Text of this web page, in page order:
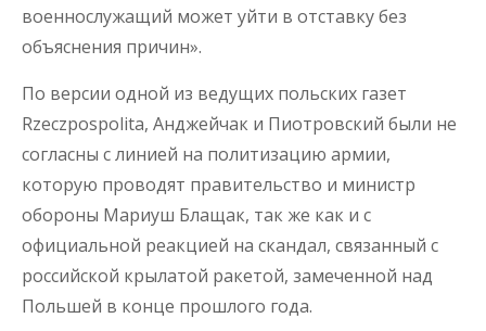
военнослужащий может уйти в отставку без
объяснения причин».
По версии одной из ведущих польских газет
Rzeczpospolita, Анджейчак и Пиотровский были не
согласны с линией на политизацию армии,
которую проводят правительство и министр
обороны Мариуш Блащак, так же как и с
официальной реакцией на скандал, связанный с
российской крылатой ракетой, замеченной над
Польшей в конце прошлого года.